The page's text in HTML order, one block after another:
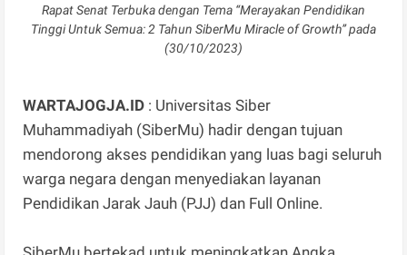
Rapat Senat Terbuka dengan Tema “Merayakan Pendidikan
Tinggi Untuk Semua: 2 Tahun SiberMu Miracle of Growth” pada
(30/10/2023)
WARTAJOGJA.ID : Universitas Siber
Muhammadiyah (SiberMu) hadir dengan tujuan
mendorong akses pendidikan yang luas bagi seluruh
warga negara dengan menyediakan layanan
Pendidikan Jarak Jauh (PJJ) dan Full Online.